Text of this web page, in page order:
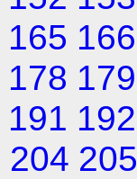
165 166
178 179
191 192
204 205